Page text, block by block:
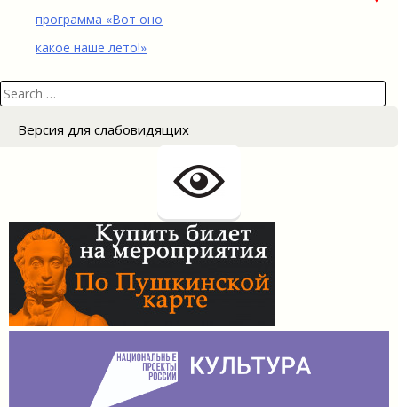
программа «Вот оно
какое наше лето!»
Search
for:
Версия для слабовидящих